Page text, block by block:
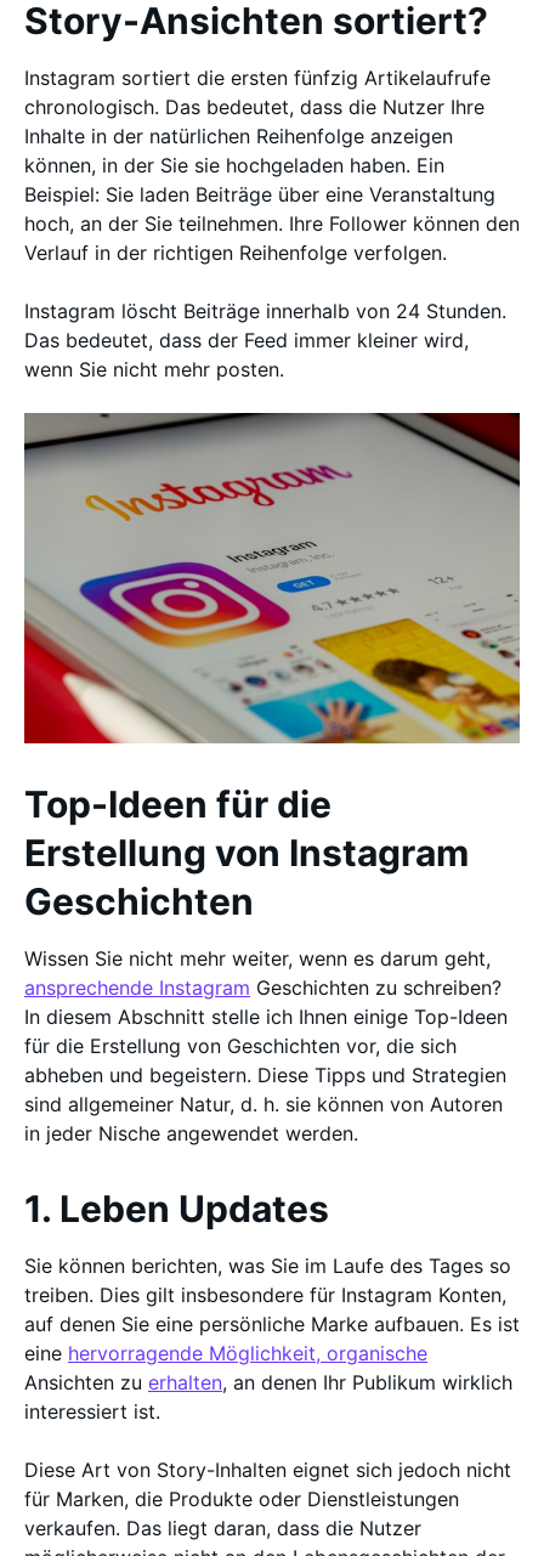
Story-Ansichten sortiert?
Instagram sortiert die ersten fünfzig Artikelaufrufe
chronologisch. Das bedeutet, dass die Nutzer Ihre
Inhalte in der natürlichen Reihenfolge anzeigen
können, in der Sie sie hochgeladen haben. Ein
Beispiel: Sie laden Beiträge über eine Veranstaltung
hoch, an der Sie teilnehmen. Ihre Follower können den
Verlauf in der richtigen Reihenfolge verfolgen.
Instagram löscht Beiträge innerhalb von 24 Stunden.
Das bedeutet, dass der Feed immer kleiner wird,
wenn Sie nicht mehr posten.
Top-Ideen für die
Erstellung von Instagram
Geschichten
Wissen Sie nicht mehr weiter, wenn es darum geht,
ansprechende Instagram Geschichten zu schreiben?
In diesem Abschnitt stelle ich Ihnen einige Top-Ideen
für die Erstellung von Geschichten vor, die sich
abheben und begeistern. Diese Tipps und Strategien
sind allgemeiner Natur, d. h. sie können von Autoren
in jeder Nische angewendet werden.
1. Leben Updates
Sie können berichten, was Sie im Laufe des Tages so
treiben. Dies gilt insbesondere für Instagram Konten,
auf denen Sie eine persönliche Marke aufbauen. Es ist
eine hervorragende Möglichkeit, organische
Ansichten zu erhalten, an denen Ihr Publikum wirklich
interessiert ist.
Diese Art von Story-Inhalten eignet sich jedoch nicht
für Marken, die Produkte oder Dienstleistungen
verkaufen. Das liegt daran, dass die Nutzer